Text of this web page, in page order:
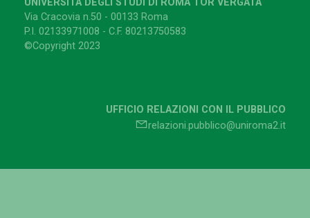
Via Cracovia n.50 - 00133 Roma
P.I. 02133971008 - C.F. 80213750583
©Copyright 2023
UFFICIO RELAZIONI CON IL PUBBLICO
relazioni.pubblico@uniroma2.it